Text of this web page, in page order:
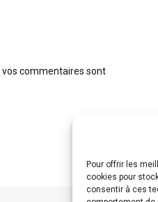
Pour offrir les
cookies pour
consentir à ces
vos commentaires sont